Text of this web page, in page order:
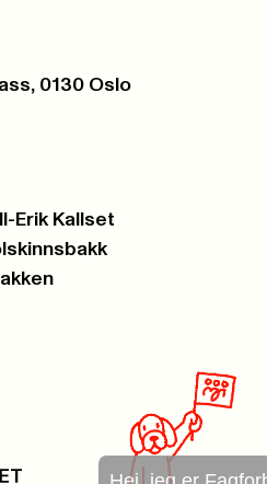
0130 Oslo
Erik Kallset